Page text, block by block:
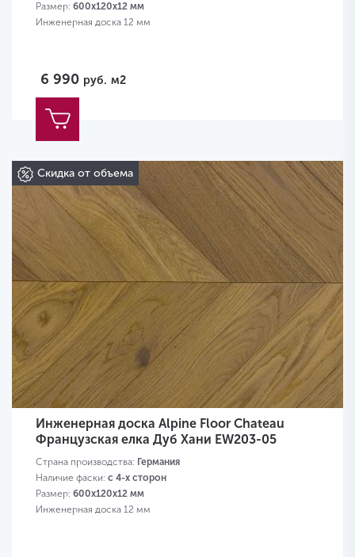
Размер: 600х120х12 мм
Инженерная доска 12 мм
6 990 руб. м2
Скидка от объема
Инженерная доска Alpine Floor Chateau
Французская елка Дуб Хани EW203-05
Страна производства: Германия
Наличие фаски: с 4-х сторон
Размер: 600х120х12 мм
Инженерная доска 12 мм